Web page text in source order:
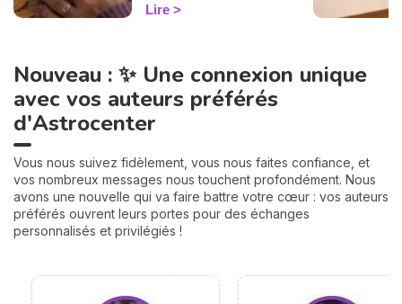
vous, et il suffit d'un petit
on trouve votre nombre
personnel, puis votre
mission de septembre,
chiffre par chiffre. 🔢
Lire
Nouveau : ✨ Une connexion unique
avec vos auteurs préférés
d'Astrocenter
Vous nous suivez fidèlement, vous nous faites confiance, et
vos nombreux messages nous touchent profondément. Nous
avons une nouvelle qui va faire battre votre cœur : vos auteurs
préférés ouvrent leurs portes pour des échanges
personnalisés et privilégiés !